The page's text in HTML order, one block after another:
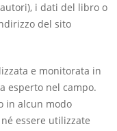
i dati del libro o
del sito
e monitorata in
esperto nel campo.
in alcun modo
essere utilizzate